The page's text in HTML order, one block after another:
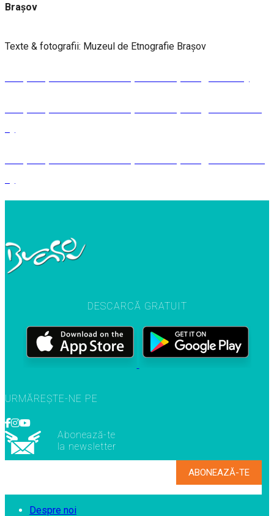
Brașov
Texte & fotografii: Muzeul de Etnografie Brașov
DESCARCĂ GRATUIT
URMĂREȘTE-NE PE
Abonează-te
la newsletter
Despre noi